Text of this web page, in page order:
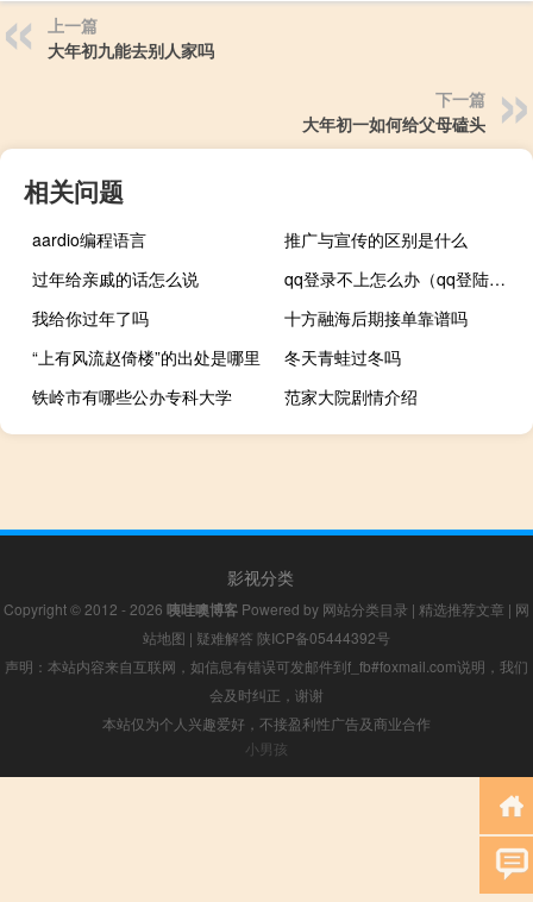
上一篇
大年初九能去别人家吗
下一篇
大年初一如何给父母磕头
相关问题
aardio编程语言
推广与宣传的区别是什么
过年给亲戚的话怎么说
qq登录不上怎么办（qq登陆不上）
我给你过年了吗
十方融海后期接单靠谱吗
“上有风流赵倚楼”的出处是哪里
冬天青蛙过冬吗
铁岭市有哪些公办专科大学
范家大院剧情介绍
影视分类
Copyright © 2012 - 2026 咦哇噢博客 Powered by 网站分类目录 | 精选推荐文章 | 网
站地图 | 疑难解答 陕ICP备05444392号
声明：本站内容来自互联网，如信息有错误可发邮件到f_fb#foxmail.com说明，我们
会及时纠正，谢谢
本站仅为个人兴趣爱好，不接盈利性广告及商业合作
小男孩